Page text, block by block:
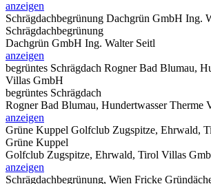
anzeigen
Schrägdachbegrünung Dachgrün GmbH Ing.
Schrägdachbegrünung
Dachgrün GmbH Ing. Walter Seitl
anzeigen
begrüntes Schrägdach Rogner Bad Blumau,
Villas GmbH
begrüntes Schrägdach
Rogner Bad Blumau, Hundertwasser Therme
anzeigen
Grüne Kuppel Golfclub Zugspitze, Ehrwald,
Grüne Kuppel
Golfclub Zugspitze, Ehrwald, Tirol Villas
anzeigen
Schrägdachbegrünung, Wien Fricke